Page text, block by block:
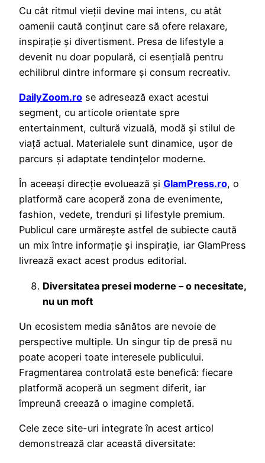
Cu cât ritmul vieții devine mai intens, cu atât
oamenii caută conținut care să ofere relaxare,
inspirație și divertisment. Presa de lifestyle a
devenit nu doar populară, ci esențială pentru
echilibrul dintre informare și consum recreativ.
DailyZoom.ro se adresează exact acestui
segment, cu articole orientate spre
entertainment, cultură vizuală, modă și stilul de
viață actual. Materialele sunt dinamice, ușor de
parcurs și adaptate tendințelor moderne.
În aceeași direcție evoluează și GlamPress.ro, o
platformă care acoperă zona de evenimente,
fashion, vedete, trenduri și lifestyle premium.
Publicul care urmărește astfel de subiecte caută
un mix între informație și inspirație, iar GlamPress
livrează exact acest produs editorial.
Diversitatea presei moderne – o necesitate,
nu un moft
Un ecosistem media sănătos are nevoie de
perspective multiple. Un singur tip de presă nu
poate acoperi toate interesele publicului.
Fragmentarea controlată este benefică: fiecare
platformă acoperă un segment diferit, iar
împreună creează o imagine completă.
Cele zece site-uri integrate în acest articol
demonstrează clar această diversitate: